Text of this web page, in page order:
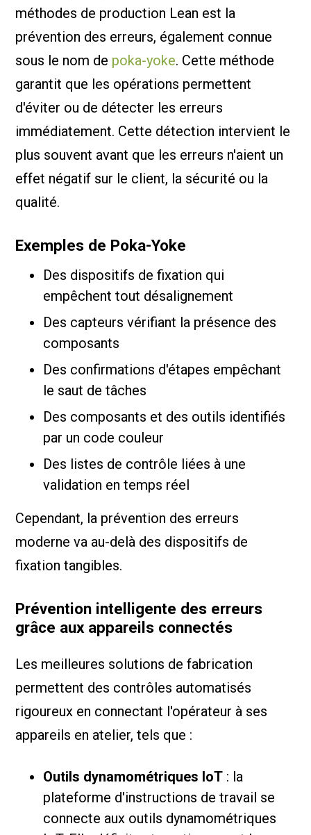
méthodes de production Lean est la
prévention des erreurs, également connue
sous le nom de poka-yoke. Cette méthode
garantit que les opérations permettent
d'éviter ou de détecter les erreurs
immédiatement. Cette détection intervient le
plus souvent avant que les erreurs n'aient un
effet négatif sur le client, la sécurité ou la
qualité.
Exemples de Poka-Yoke
Des dispositifs de fixation qui
empêchent tout désalignement
Des capteurs vérifiant la présence des
composants
Des confirmations d'étapes empêchant
le saut de tâches
Des composants et des outils identifiés
par un code couleur
Des listes de contrôle liées à une
validation en temps réel
Cependant, la prévention des erreurs
moderne va au-delà des dispositifs de
fixation tangibles.
Prévention intelligente des erreurs
grâce aux appareils connectés
Les meilleures solutions de fabrication
permettent des contrôles automatisés
rigoureux en connectant l'opérateur à ses
appareils en atelier, tels que :
Outils dynamométriques IoT : la
plateforme d'instructions de travail se
connecte aux outils dynamométriques